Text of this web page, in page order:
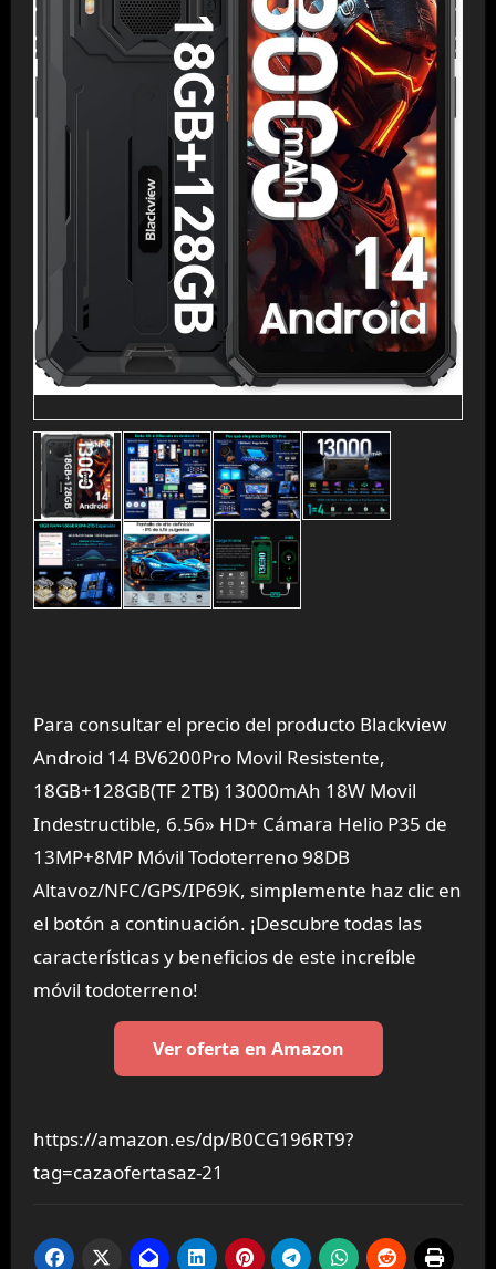
Para consultar el precio del producto Blackview
Android 14 BV6200Pro Movil Resistente,
18GB+128GB(TF 2TB) 13000mAh 18W Movil
Indestructible, 6.56» HD+ Cámara Helio P35 de
13MP+8MP Móvil Todoterreno 98DB
Altavoz/NFC/GPS/IP69K, simplemente haz clic en
el botón a continuación. ¡Descubre todas las
características y beneficios de este increíble
móvil todoterreno!
Ver oferta en Amazon
https://amazon.es/dp/B0CG196RT9?
tag=cazaofertasaz-21